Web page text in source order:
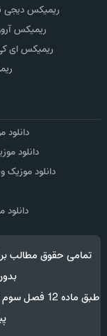
ریمیکس دیجی
ریمیکس
ریمیکس ای
دانلود
دانلود
تمامی حقوق مطالب
طبق ماده 12